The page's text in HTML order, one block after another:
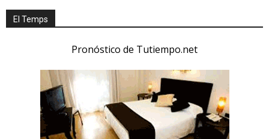
El Temps
Pronóstico de Tutiempo.net